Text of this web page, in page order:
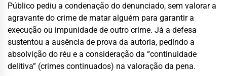
Público pediu a condenação do denunciado, sem valorar a
agravante do crime de matar alguém para garantir a
execução ou impunidade de outro crime. Já a defesa
sustentou a ausência de prova da autoria, pedindo a
absolvição do réu e a consideração da “continuidade
delitiva” (crimes continuados) na valoração da pena.